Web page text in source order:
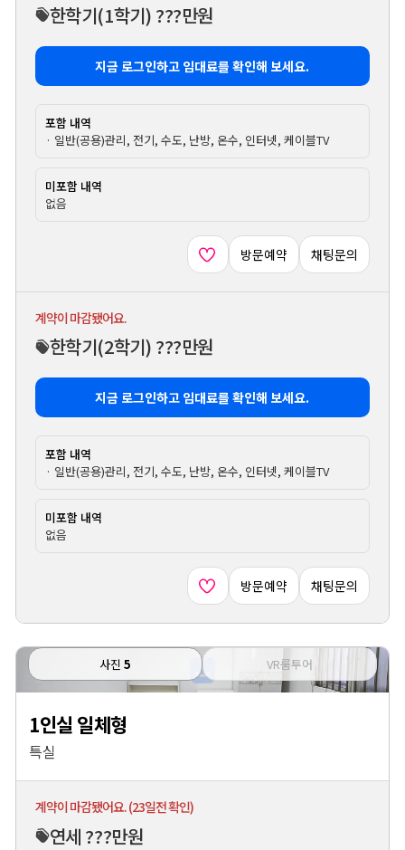
한학기(1학기) ???만원
지금 로그인하고 임대료를 확인해 보세요.
포함 내역
· 일반(공용)관리, 전기, 수도, 난방, 온수, 인터넷, 케이블TV
미포함 내역
없음
방문예약 채팅문의
계약이 마감됐어요.
한학기(2학기) ???만원
지금 로그인하고 임대료를 확인해 보세요.
포함 내역
· 일반(공용)관리, 전기, 수도, 난방, 온수, 인터넷, 케이블TV
미포함 내역
없음
방문예약 채팅문의
사진 5 VR룸투어
1인실 일체형
특실
계약이 마감됐어요. (23일전 확인)
연세 ???만원